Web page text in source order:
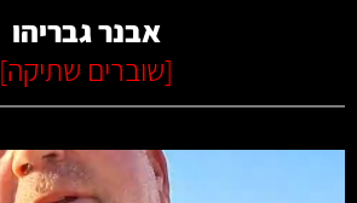
אבנר גבריהו
[שוברים שתיקה]